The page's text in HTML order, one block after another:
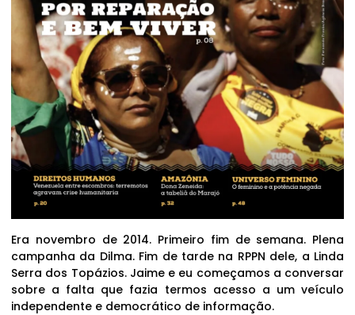
Era novembro de 2014. Primeiro fim de semana. Plena
campanha da Dilma. Fim de tarde na RPPN dele, a Linda
Serra dos Topázios. Jaime e eu começamos a conversar
sobre a falta que fazia termos acesso a um veículo
independente e democrático de informação.